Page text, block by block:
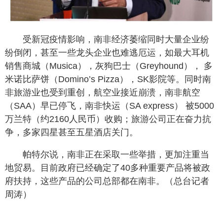
受新冠疫情影响，南非经济萎缩同时大量企业纷
纷倒闭，甚至一些龙头企业也难逃厄运，如最大耳机
销售商城（Musica），灰狗巴士（Greyhound）， 多
米诺比萨饼（Domino’s Pizza），SK影院等。同时南
非旅游业也受到重创，航空业接近崩溃，南非航空
（SAA）早已停飞，南非快运（SA express） 被5000
万兰特（约2160人民币）收购；旅游公司正在奋力抗
争，多家四星甚至五星酒店关门。
帕特尔说，南非正在采取一些举措，更加注重当
地贸易。目前政府已经确定了40多种重要产品将被政
府扶持，这些产品的公司总部都在南非。（总台记者
周涛）